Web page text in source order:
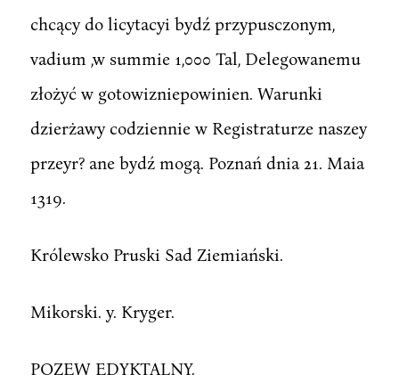
chcący do licytacyi bydź przypusczonym,
vadium ,w summie 1,000 Tal, Delegowanemu
złożyć w gotowizniepowinien. Warunki
dzierżawy codziennie w Registraturze naszey
przeyr? ane bydź mogą. Poznań dnia 21. Maia
1319.
Królewsko Pruski Sad Ziemiański.
Mikorski. y. Kryger.
POZEW EDYKTALNY.